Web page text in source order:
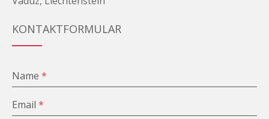
KONTAKTFORMULAR
Name*
Email*